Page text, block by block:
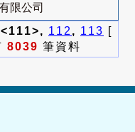
限公司
112 , 113 [
8039 筆資料